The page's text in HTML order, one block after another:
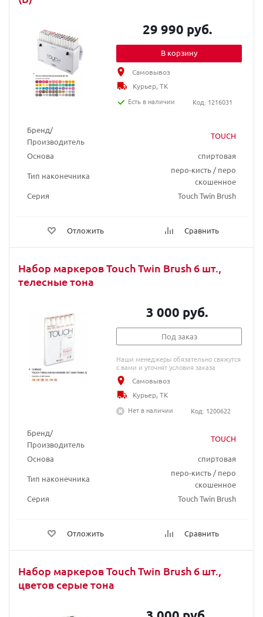
Бренд/
Производитель
TOUCH
Основа
спиртовая
Тип наконечника
перо-кисть / перо
скошенное
Серия
Touch Twin Brush
Отложить Сравнить
29 990 руб.
В корзину
Самовывоз
Курьер, ТК
Есть в наличии
Код: 1216031
Набор маркеров Touch Twin Brush 6 шт.,
телесные тона
Бренд/
Производитель
TOUCH
Основа
спиртовая
Тип наконечника
перо-кисть / перо
скошенное
Серия
Touch Twin Brush
Отложить Сравнить
3 000 руб.
Под заказ
Наши менеджеры обязательно свяжутся
с вами и уточнят условия заказа
Самовывоз
Курьер, ТК
Нет в наличии
Код: 1200622
Набор маркеров Touch Twin Brush 6 шт.,
цветов серые тона